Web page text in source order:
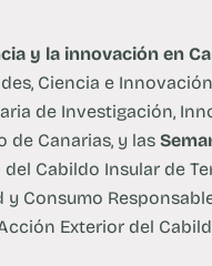
y la innovación en
Ciencia e
de Investigación,
de Canarias, y las
Cabildo Insular de
y Consumo
Exterior del